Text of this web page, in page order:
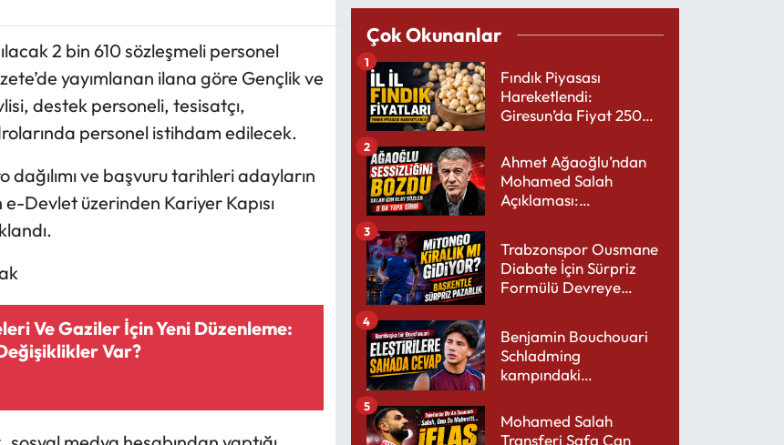
2 bin 610 sözleşmeli personel
yayımlanan ilana göre Gençlik ve
destek personeli, tesisatçı,
personel istihdam edilecek.
dağılımı ve başvuru tarihleri adayların
Devlet üzerinden Kariyer Kapısı
Ve Gaziler İçin Yeni Düzenleme:
Var?
Çok Okunanlar
Fındık Piyasası
Hareketlendi:
Giresun’da Fiyat 250
1
Ahmet Ağaoğlu’ndan
Mohamed Salah
Açıklaması:
Yakışır
2
Trabzonspor Ousmane
Diabate İçin Sürpriz
Formülü Devreye
3
Benjamin Bouchouari
Schladming
kampındaki
4
Mohamed Salah
Transferi Safa Can
5